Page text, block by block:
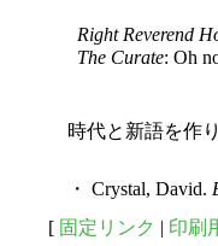
Right Reverend
The Curate: Oh
時代と新語を作
・ Crystal, David.
[ 固定リンク | 印刷